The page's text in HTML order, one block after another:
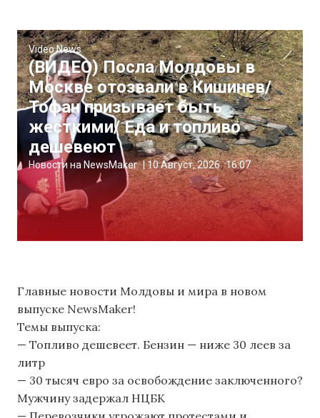
Video News
(ВИДЕО) Посла Молдовы в
Москве отозвали в Кишинев/
Тофан призывает быть
жесткими/ Еда и топливо
дешевеют
Новости на NewsMaker |10 Август, 2026 16:07
Главные новости Молдовы и мира в новом
выпуске NewsMaker!
Темы выпуска:
— Топливо дешевеет. Бензин — ниже 30 леев за
литр
— 30 тысяч евро за освобождение заключенного?
Мужчину задержал НЦБК